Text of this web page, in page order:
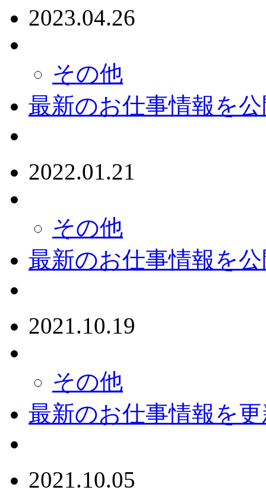
2023.04.26
その他
最新のお仕事情報を
2022.01.21
その他
最新のお仕事情報を
2021.10.19
その他
最新のお仕事情報を
2021.10.05